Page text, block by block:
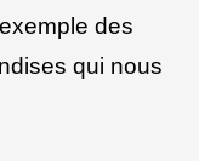
des
qui nous